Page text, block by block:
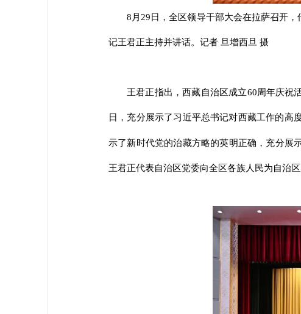
8月29日，全区领导干部大会在拉萨召开
记王君正主持并讲话。记者 旦增西旦 摄
王君正指出，西藏自治区成立60周年庆祝
日，充分展示了习近平总书记对西藏工作的高
示了新时代党的治藏方略的英明正确，充分展
王君正代表自治区党委向全区各族人民为自治